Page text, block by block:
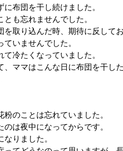
布団を干し続けました。
も忘れませんでした。
取り込んだ時、期待に反して
いませんでした。
冷たくなっていました。
ママはこんな日に布団を干し
のことは忘れていました。
は夜中になってからです。
りました。